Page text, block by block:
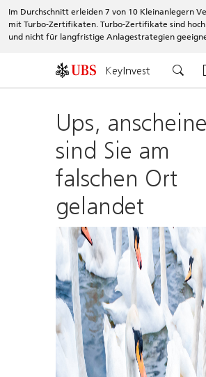
Im Durchschnitt erleiden 7 von 10 Kleinanlegern
mit Turbo-Zertifikaten. Turbo-Zertifikate sind
und nicht für langfristige Anlagestrategien
KeyInvest
Ups,
sind Sie am
falschen Ort
gelandet